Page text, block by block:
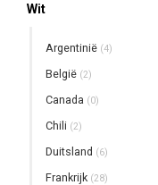
Wit
Argentinië (4)
België (2)
Canada (0)
Chili (2)
Duitsland (6)
Frankrijk (28)